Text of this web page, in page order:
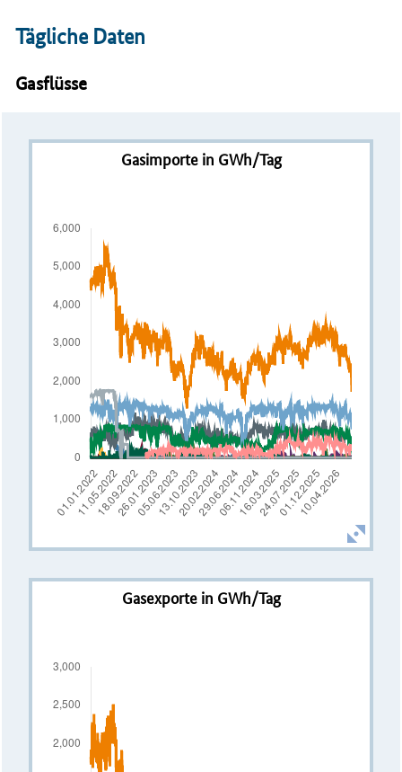
Tägliche Daten
Gasflüsse
Gasimporte in GWh/Tag
Gasexporte in GWh/Tag